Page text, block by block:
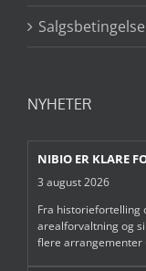
NYHETER
NIBIO ER KLARE
3 august 2026
Fra historiefortelling
arealforvaltning og
flere arrangementer